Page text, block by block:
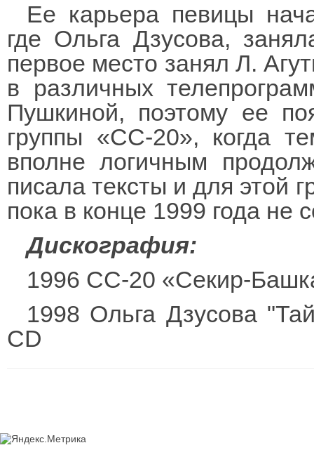
Ее карьера певицы
где Ольга Дзусова,
первое место занял Л.
в различных
Пушкиной, поэтому ее
группы «СС-20», когда
вполне логичным
писала тексты и для этой
пока в конце 1999 года не
Дискография:
1996 СС-20 «Секир-
1998 Ольга Дзусова
CD